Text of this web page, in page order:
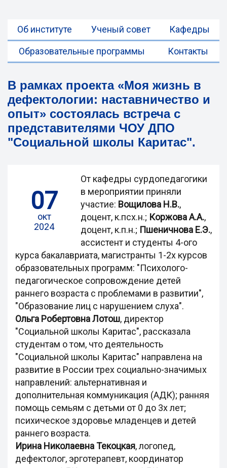
Об институте Ученый совет Кафедры
Образовательные программы Контакты
В рамках проекта «Моя жизнь в
дефектологии: наставничество и
опыт» состоялась встреча с
представителями ЧОУ ДПО
"Социальной школы Каритас".
07
окт
2024
От кафедры сурдопедагогики
в мероприятии приняли
участие: Вощилова Н.В.,
доцент, к.псх.н.; Коржова А.А.,
доцент, к.п.н.; Пшеничнова Е.Э.,
ассистент и студенты 4-ого
курса бакалавриата, магистранты 1-2х курсов
образовательных программ: "Психолого-
педагогическое сопровождение детей
раннего возраста с проблемами в развитии",
"Образование лиц с нарушением слуха".
Ольга Робертовна Лотош, директор
"Социальной школы Каритас", рассказала
студентам о том, что деятельность
"Социальной школы Каритас" направлена на
развитие в России трех социально-значимых
направлений: альтернативная и
дополнительная коммуникация (АДК); ранняя
помощь семьям с детьми от 0 до 3х лет;
психическое здоровье младенцев и детей
раннего возраста.
Ирина Николаевна Текоцкая, логопед,
дефектолог, эрготерапевт, координатор